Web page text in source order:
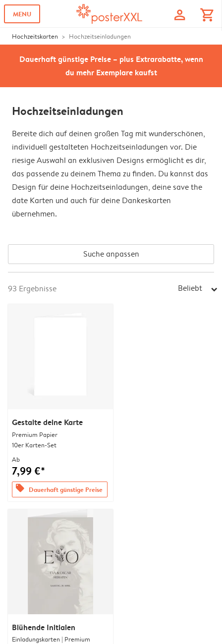
MENU profile shopping_cart
Hochzeitskarten Hochzeitseinladungen
Dauerhaft günstige Preise – plus Extrarabatte, wenn
du mehr Exemplare kaufst
Hochzeitseinladungen
Bereite dich auf deinen großen Tag mit wunderschönen,
individuell gestalteten Hochzeitseinladungen vor. Die
riesige Auswahl an exklusiven Designs ermöglicht es dir,
das passende zu deinem Thema zu finden. Du kannst das
Design für deine Hochzeitseinladungen, deine save the
date Karten und auch für deine Dankeskarten
übernehmen.
Suche anpassen
93 Ergebnisse Beliebt arrow_right
Gestalte deine Karte
Premium Papier
10er Karten-Set
Ab
7,99 €*
offers Dauerhaft günstige Preise
Blühende Initialen
Einladungskarten | Premium